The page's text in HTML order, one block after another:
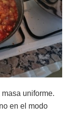
uniforme.
en el modo